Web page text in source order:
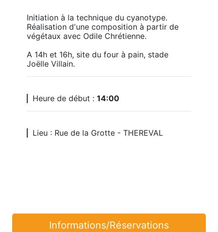
Initiation à la technique du cyanotype.
Réalisation d'une composition à partir de
végétaux avec Odile Chrétienne.
A 14h et 16h, site du four à pain, stade
Joëlle Villain.
Heure de début : 14:00
Lieu : Rue de la Grotte - THEREVAL
Informations/Réservations